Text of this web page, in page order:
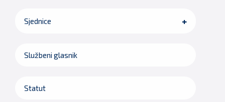
Sjednice
Službeni glasnik
Statut